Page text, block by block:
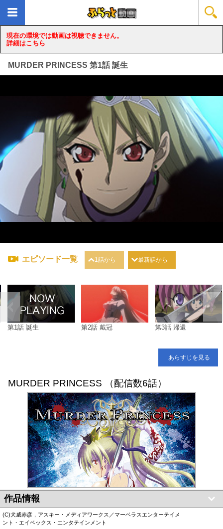
現在の環境では動画は視聴できません。
詳細はこちら
MURDER PRINCESS 第1話 誕生
loading...
エピソード一覧 1話から 最新話から
第1話 誕生 第2話 戴冠 第3話 帰還
あらすじを見る
MURDER PRINCESS （配信数6話）
作品情報
(C)犬威赤彦，アスキー・メディアワークス／マーベラスエンターテイメ
ント・エイベックス・エンタテインメント